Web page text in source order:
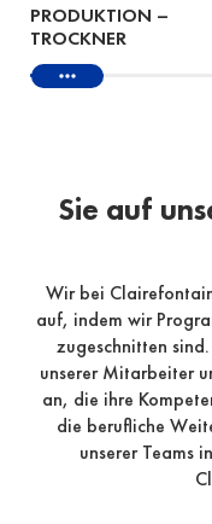
PRODUKTION –
TROCKNER
Sie auf
Wir bei
auf, indem wir
zugeschnitten
unserer Mitarbeiter
an, die ihre
die berufliche
unserer Teams